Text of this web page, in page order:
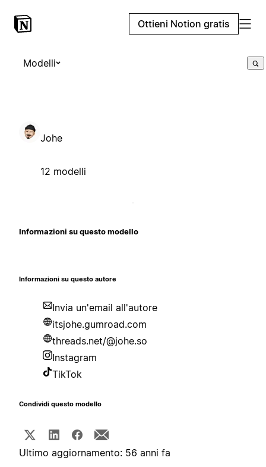
Ottieni Notion gratis
Modelli
Johe
12 modelli
Informazioni su questo modello
Informazioni su questo autore
Invia un'email all'autore
itsjohe.gumroad.com
threads.net/@johe.so
Instagram
TikTok
Condividi questo modello
Ultimo aggiornamento: 56 anni fa